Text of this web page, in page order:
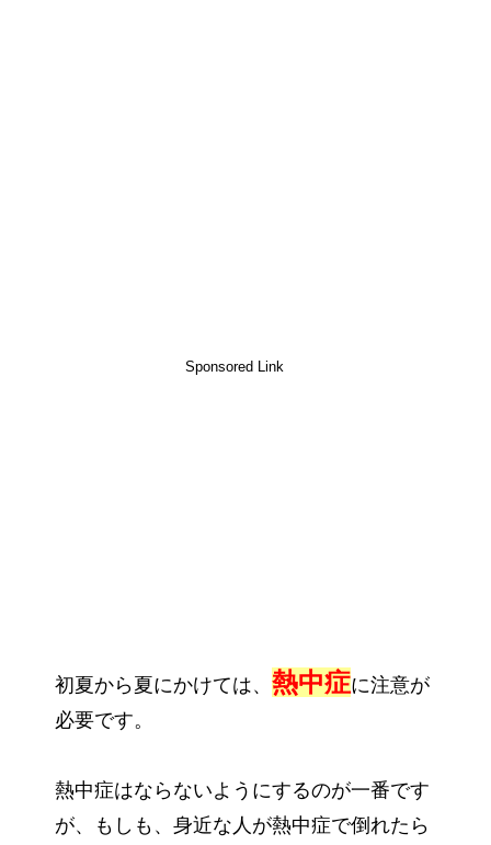
Sponsored Link
初夏から夏にかけては、 熱中症に注意が
必要です。
熱中症はならないようにするのが一番です
が、もしも、身近な人が熱中症で倒れたら